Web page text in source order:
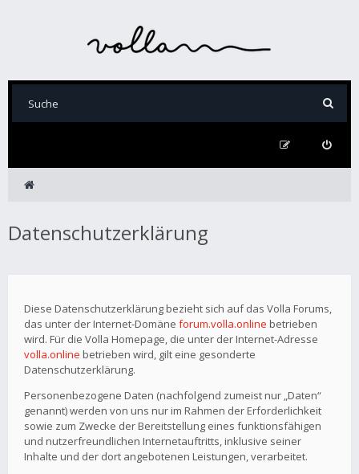
Datenschutzerklärung
Diese Datenschutzerklärung bezieht sich auf das Volla Forums,
das unter der Internet-Domäne forum.volla.online betrieben
wird. Für die Volla Homepage, die unter der Internet-Adresse
volla.online betrieben wird, gilt eine gesonderte
Datenschutzerklärung.
Personenbezogene Daten (nachfolgend zumeist nur „Daten“
genannt) werden von uns nur im Rahmen der Erforderlichkeit
sowie zum Zwecke der Bereitstellung eines funktionsfähigen
und nutzerfreundlichen Internetauftritts, inklusive seiner
Inhalte und der dort angebotenen Leistungen, verarbeitet.